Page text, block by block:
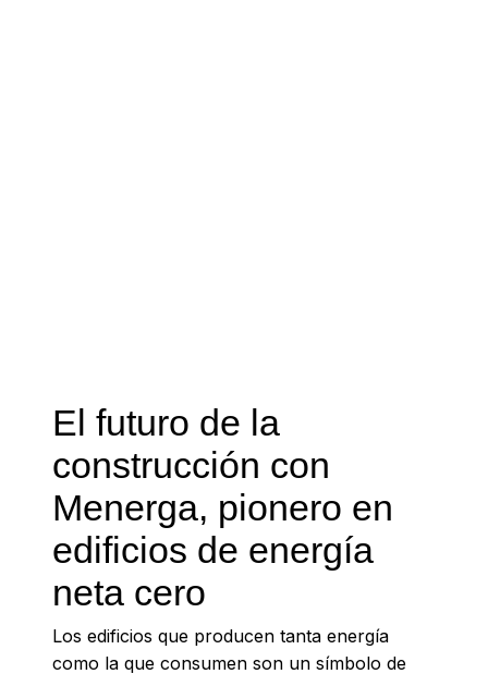
El futuro de la
construcción con
Menerga, pionero en
edificios de energía
neta cero
Los edificios que producen tanta energía
como la que consumen son un símbolo de